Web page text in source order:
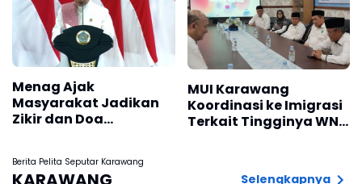
Menag Ajak
Masyarakat Jadikan
Zikir dan Doa
Bangsa
MUI Karawang
Koordinasi ke Imigrasi
Terkait Tingginya WNA
Berita Pelita Seputar Karawang
Selengkapnya